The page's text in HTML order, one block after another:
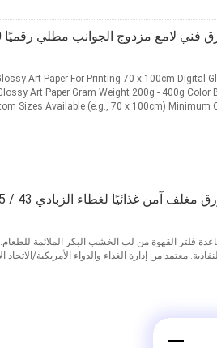
Art Paper Gram Weight 200g - 400g Color
Sizes Available (e.g., 70 x 100cm) Minimum
معتمد من إدارة الغذاء والدواء الأمريكية/